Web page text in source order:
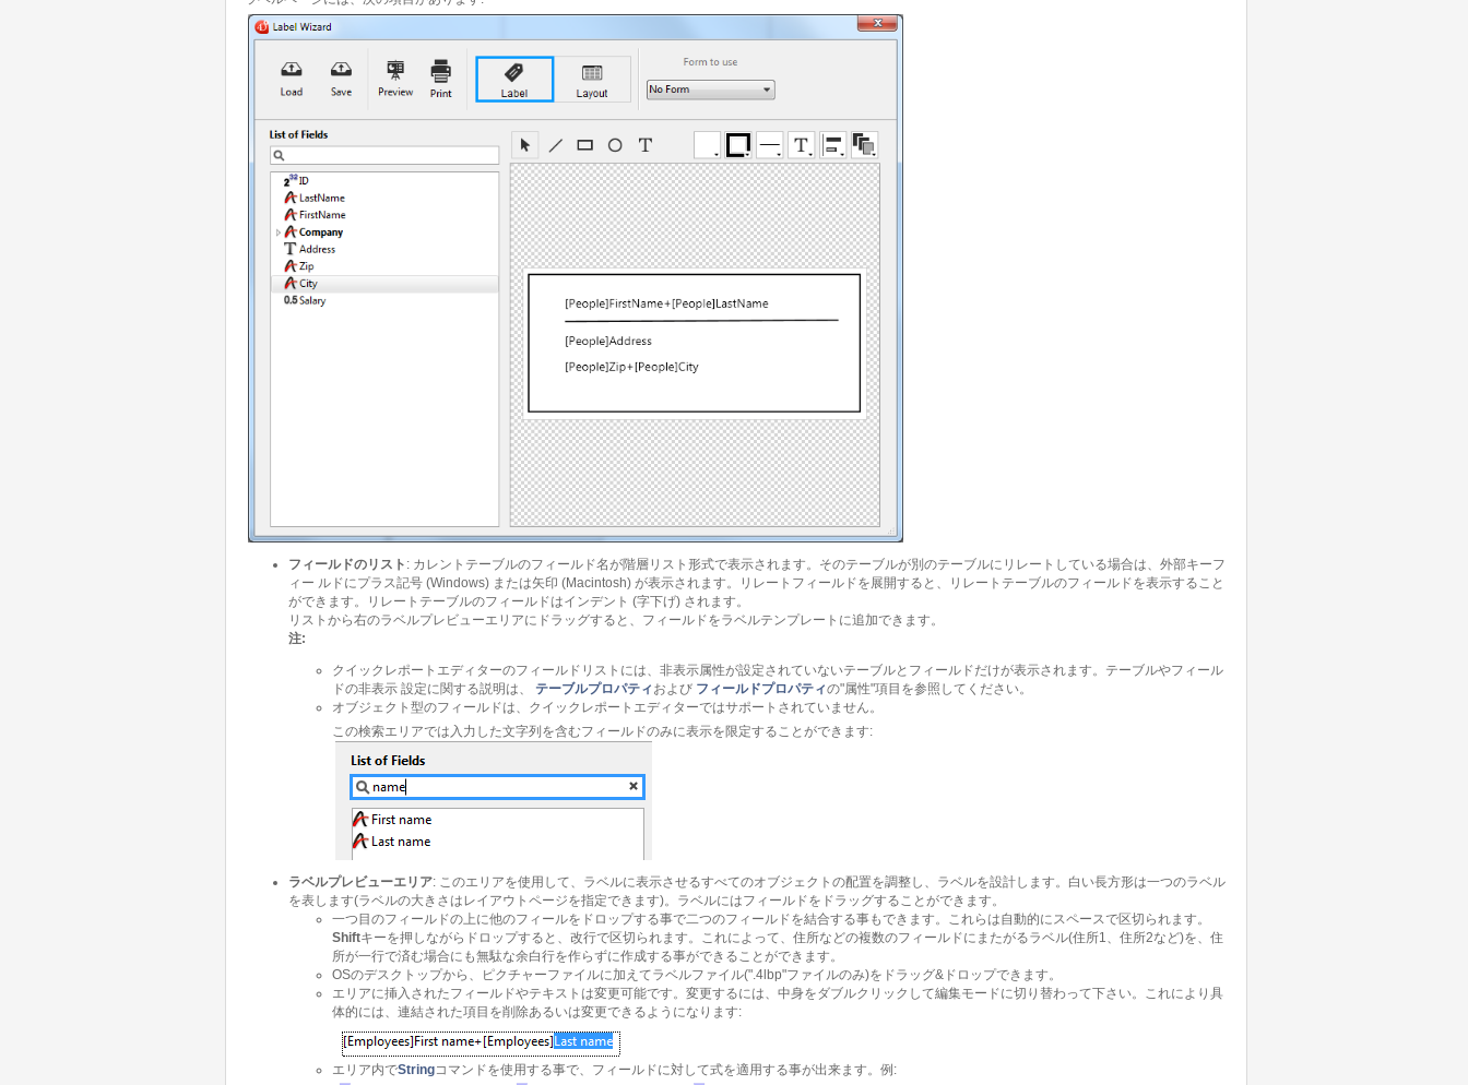
フィールドのリスト : カレントテーブルのフィールド名が階層リスト形式で表示されます。そのテーブルが別のテーブルにリレートしている場合は、外部キーフ
ィー ルドにプラス記号 (Windows) または矢印 (Macintosh) が表示されます。リレートフィールドを展開すると、リレートテーブルのフィールドを表示すること
ができます。リレートテーブルのフィールドはインデント (字下げ) されます。
リストから右のラベルプレビューエリアにドラッグすると、フィールドをラベルテンプレートに追加できます。
注:
クイックレポートエディターのフィールドリストには、非表示属性が設定されていないテーブルとフィールドだけが表示されます。テーブルやフィール
ドの非表示 設定に関する説明は、 テーブルプロパティ および フィールドプロパティの"属性"項目を参照してください。
オブジェクト型のフィールドは、クイックレポートエディターではサポートされていません。
この検索エリアでは入力した文字列を含むフィールドのみに表示を限定することができます:
ラベルプレビューエリア: このエリアを使用して、ラベルに表示させるすべてのオブジェクトの配置を調整し、ラベルを設計します。白い長方形は一つのラベル
を表します(ラベルの大きさはレイアウトページを指定できます)。ラベルにはフィールドをドラッグすることができます。
一つ目のフィールドの上に他のフィールをドロップする事で二つのフィールドを結合する事もできます。これらは自動的にスペースで区切られます。
Shiftキーを押しながらドロップすると、改行で区切られます。これによって、住所などの複数のフィールドにまたがるラベル(住所1、住所2など)を、住
所が一行で済む場合にも無駄な余白行を作らずに作成する事ができることができます。
OSのデスクトップから、ピクチャーファイルに加えてラベルファイル(".4lbp"ファイルのみ)をドラッグ&ドロップできます。
エリアに挿入されたフィールドやテキストは変更可能です。変更するには、中身をダブルクリックして編集モードに切り替わって下さい。これにより具
体的には、連結された項目を削除あるいは変更できるようになります:
エリア内でStringコマンドを使用する事で、フィールドに対して式を適用する事が出来ます。例: